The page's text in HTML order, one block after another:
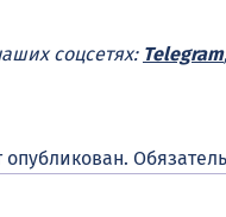
соцсетях: Telegram